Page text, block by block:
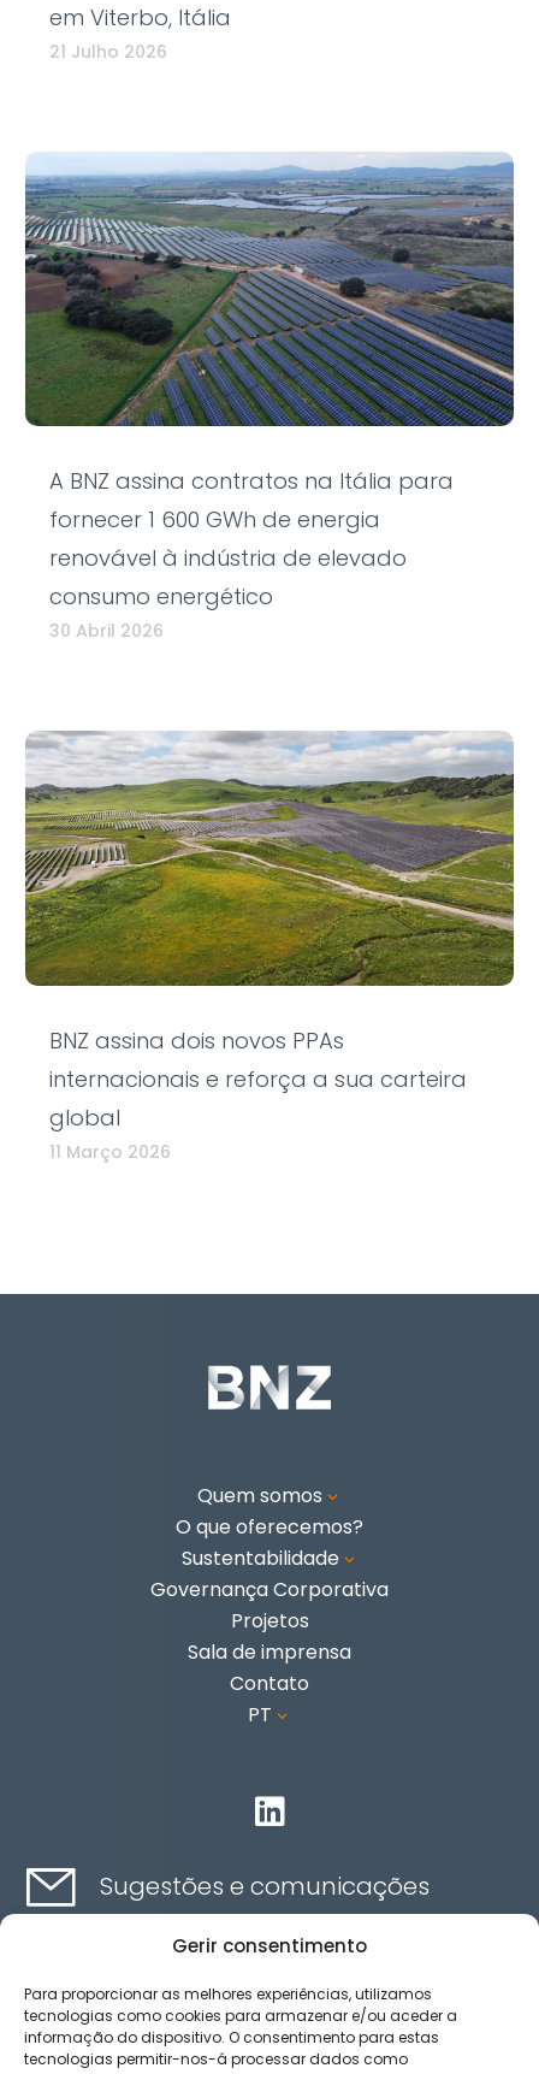
Gerir consentimento
Para proporcionar as melhores experiências, utilizamos
tecnologias como cookies para armazenar e/ou aceder a
informação do dispositivo. O consentimento para estas
tecnologias permitir-nos-á processar dados como
em Viterbo, Itália
21 Julho 2026
A BNZ assina contratos na Itália para
fornecer 1 600 GWh de energia
renovável à indústria de elevado
consumo energético
30 Abril 2026
BNZ assina dois novos PPAs
internacionais e reforça a sua carteira
global
11 Março 2026
Quem somos 3
O que oferecemos?
Sustentabilidade 3
Governança Corporativa
Projetos
Sala de imprensa
Contato
PT 3

Sugestões e comunicações
Canal de ética